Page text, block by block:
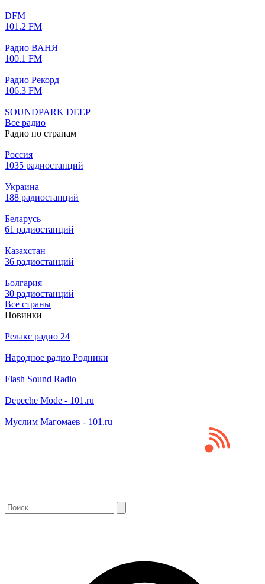
DFM
101.2 FM
Радио ВАНЯ
100.1 FM
Радио Рекорд
106.3 FM
SOUNDPARK DEEP
Все радио
Радио по странам
Россия
1035 радиостанций
Украина
188 радиостанций
Беларусь
61 радиостанций
Казахстан
36 радиостанций
Болгария
30 радиостанций
Все страны
Новинки
Релакс радио 24
Народное радио Родники
Flash Sound Radio
Depeche Mode - 101.ru
Муслим Магомаев - 101.ru